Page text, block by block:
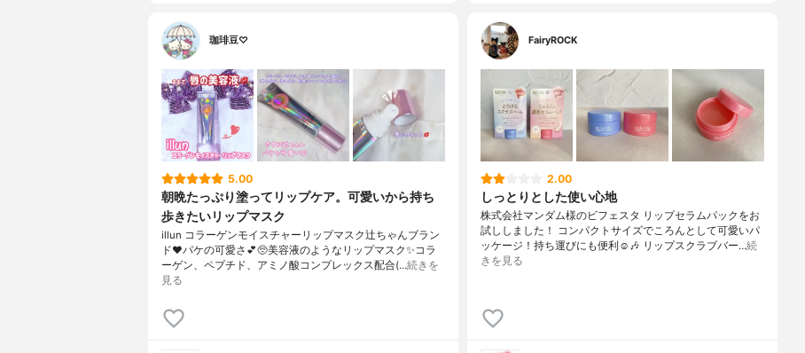
珈琲豆♡
5.00
朝晩たっぷり塗ってリップケア。可愛いから持ち
歩きたいリップマスク
illun コラーゲンモイスチャーリップマスク辻ちゃんブラン
ド❤︎パケの可愛さ💕🥺美容液のようなリップマスク✨コラ
ーゲン、ペプチド、アミノ酸コンプレックス配合(…続きを
見る
FairyROCK
2.00
しっとりとした使い心地
株式会社マンダム様のビフェスタ リップセラムパックをお
試ししました！ コンパクトサイズでころんとして可愛いパ
ッケージ！持ち運びにも便利☺️🎶 リップスクラブバー…続
きを見る